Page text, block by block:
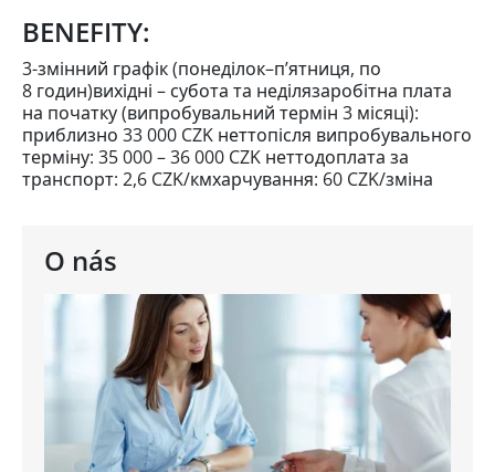
O nás
BENEFITY:
3-змінний графік (понеділок–п’ятниця, по
8 годин)вихідні – субота та неділязаробітна плата
на початку (випробувальний термін 3 місяці):
приблизно 33 000 CZK неттопісля випробувального
терміну: 35 000 – 36 000 CZK неттодоплата за
транспорт: 2,6 CZK/кмхарчування: 60 CZK/зміна